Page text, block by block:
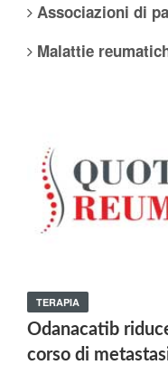
Associazioni di
Malattie
TERAPIA
Odanacatib
corso di